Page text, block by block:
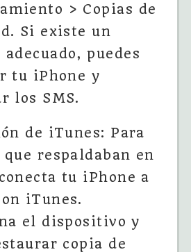
> Copias de
Si existe un
puedes
tu iPhone y
los SMS.
de iTunes: Para
respaldaban en
tu iPhone a
iTunes.
el dispositivo y
copia de